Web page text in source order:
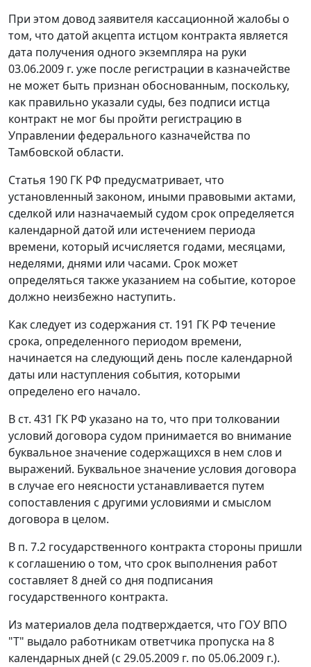
При этом довод заявителя кассационной жалобы о
том, что датой акцепта истцом контракта является
дата получения одного экземпляра на руки
03.06.2009 г. уже после регистрации в казначействе
не может быть признан обоснованным, поскольку,
как правильно указали суды, без подписи истца
контракт не мог бы пройти регистрацию в
Управлении федерального казначейства по
Тамбовской области.
Статья 190 ГК РФ предусматривает, что
установленный законом, иными правовыми актами,
сделкой или назначаемый судом срок определяется
календарной датой или истечением периода
времени, который исчисляется годами, месяцами,
неделями, днями или часами. Срок может
определяться также указанием на событие, которое
должно неизбежно наступить.
Как следует из содержания ст. 191 ГК РФ течение
срока, определенного периодом времени,
начинается на следующий день после календарной
даты или наступления события, которыми
определено его начало.
В ст. 431 ГК РФ указано на то, что при толковании
условий договора судом принимается во внимание
буквальное значение содержащихся в нем слов и
выражений. Буквальное значение условия договора
в случае его неясности устанавливается путем
сопоставления с другими условиями и смыслом
договора в целом.
В п. 7.2 государственного контракта стороны пришли
к соглашению о том, что срок выполнения работ
составляет 8 дней со дня подписания
государственного контракта.
Из материалов дела подтверждается, что ГОУ ВПО
"Т" выдало работникам ответчика пропуска на 8
календарных дней (с 29.05.2009 г. по 05.06.2009 г.).